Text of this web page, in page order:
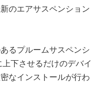
のエアサスペンション
るプルームサスペンシ
下させるだけのデバイ
なインストールが行わ